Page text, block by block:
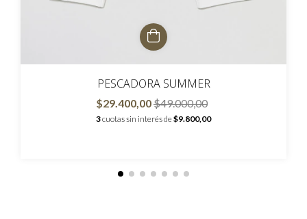
PESCADORA SUMMER
$29.400,00$49.000,00
3cuotas sin interés de$9.800,00